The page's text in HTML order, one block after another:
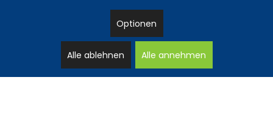
Optionen
Alle ablehnen Alle annehmen